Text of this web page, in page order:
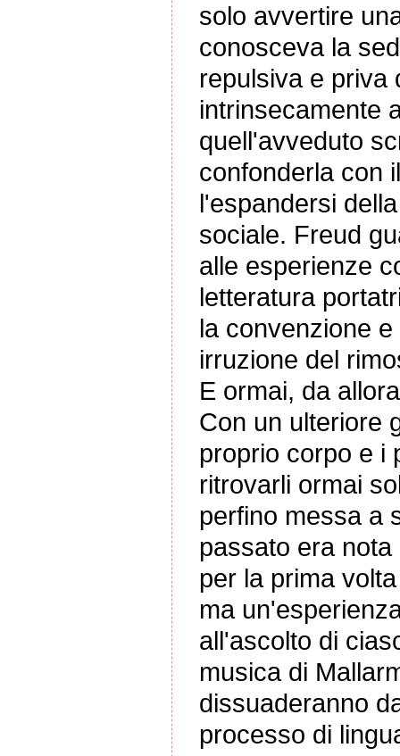
solo avvertire
conosceva la
repulsiva e priva
intrinsecamente
quell'avveduto
confonderla con
l'espandersi
sociale. Freud
alle esperienze
letteratura
la convenzione
irruzione del
E ormai, da
Con un ulteriore
proprio corpo e i
ritrovarli ormai
perfino messa a
passato era
per la prima
ma
all'ascolto di
musica di
dissuaderanno
processo di